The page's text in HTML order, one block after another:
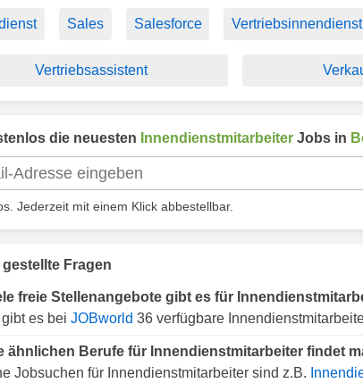
Sales Salesforce Vertriebsinnendienst
Vertriebsassistent
die neuesten Innendienstmitarbeiter Jobs in
Jederzeit mit einem Klick abbestellbar.
gestellte Fragen
freie Stellenangebote gibt es für
es bei JOBworld 36 verfügbare
ähnlichen Berufe für Innendienstmitarbeiter findet
Jobsuchen für Innendienstmitarbeiter sind z.B.